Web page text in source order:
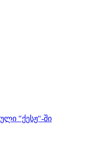
"ქესჟ"-ში